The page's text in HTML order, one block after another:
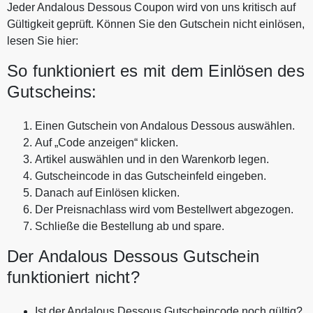
Jeder Andalous Dessous Coupon wird von uns kritisch auf
Gültigkeit geprüft. Können Sie den Gutschein nicht einlösen,
lesen Sie hier:
So funktioniert es mit dem Einlösen des
Gutscheins:
Einen Gutschein von Andalous Dessous auswählen.
Auf „Code anzeigen“ klicken.
Artikel auswählen und in den Warenkorb legen.
Gutscheincode in das Gutscheinfeld eingeben.
Danach auf Einlösen klicken.
Der Preisnachlass wird vom Bestellwert abgezogen.
Schließe die Bestellung ab und spare.
Der Andalous Dessous Gutschein
funktioniert nicht?